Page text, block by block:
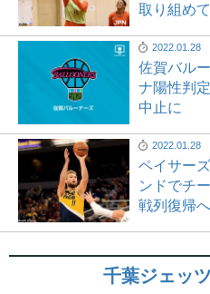
取り組めて
2022.01.28
佐賀バル
ナ陽性判
中止に
2022.01.28
ペイサー
ンドでチ
戦列復帰へ
千葉ジェッツ